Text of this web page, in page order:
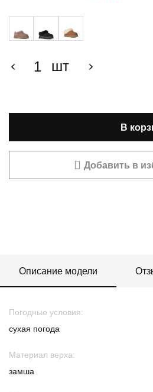
шт
В
Добавить в
Описание модели
Погодные условия:
сухая погода
Материал верха:
замша